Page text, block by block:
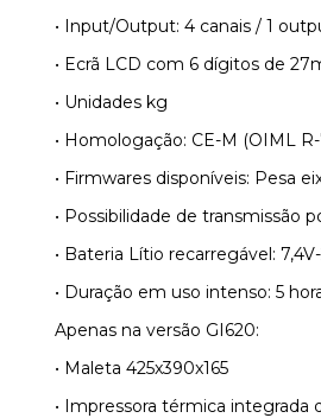
• Input/Output: 4 canais / 1
• Ecrã LCD com 6 dígitos de
• Unidades kg
• Homologação: CE-M (OIML
• Firmwares disponíveis: Pesa
• Possibilidade de transmissão
• Bateria Lítio recarregável:
• Duração em uso intenso: 5
Apenas na versão GI620:
• Maleta 425x390x165
• Impressora térmica integrada